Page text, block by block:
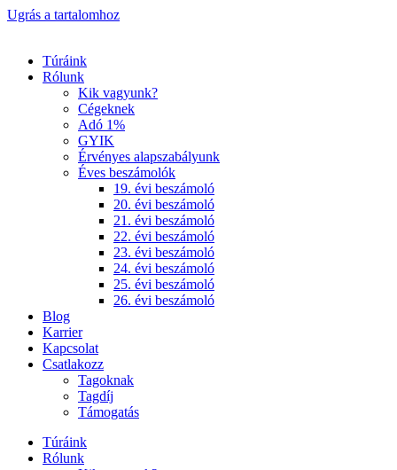
Ugrás a tartalomhoz
Túráink
Rólunk
Kik vagyunk?
Cégeknek
Adó 1%
GYIK
Érvényes alapszabályunk
Éves beszámolók
19. évi beszámoló
20. évi beszámoló
21. évi beszámoló
22. évi beszámoló
23. évi beszámoló
24. évi beszámoló
25. évi beszámoló
26. évi beszámoló
Blog
Karrier
Kapcsolat
Csatlakozz
Tagoknak
Tagdíj
Támogatás
Túráink
Rólunk